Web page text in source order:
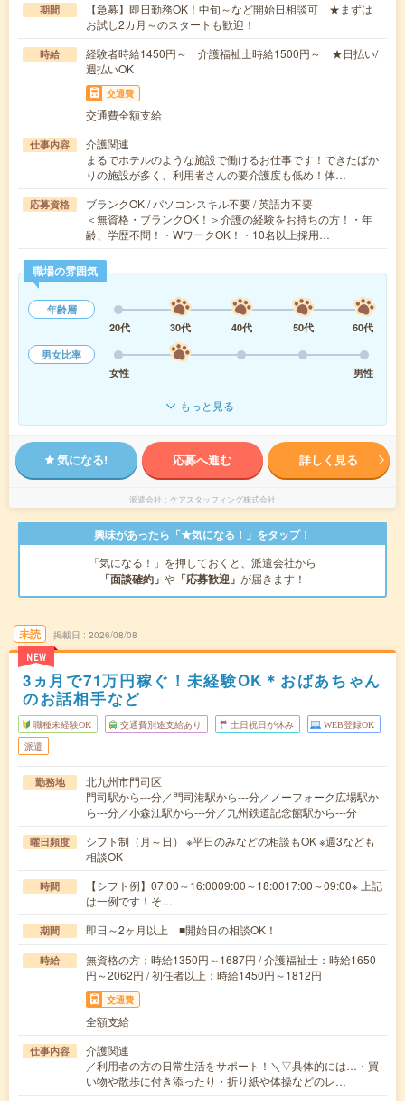
期間
【急募】即日勤務OK！中旬～など開始日相談可 ★まずは
お試し2カ月～のスタートも歓迎！
時給
経験者時給1450円～ 介護福祉士時給1500円～ ★日払い/
週払いOK
交通費
交通費全額支給
仕事内容
介護関連
まるでホテルのような施設で働けるお仕事です！できたばか
りの施設が多く、利用者さんの要介護度も低め！体…
応募資格
ブランクOK / パソコンスキル不要 / 英語力不要
＜無資格・ブランクOK！＞介護の経験をお持ちの方！・年
齢、学歴不問！・WワークOK！・10名以上採用…
職場の雰囲気
年齢層
20代
30代 40代 50代
60代
男女比率
女性
男性
もっと見る
気になる! 応募へ進む 詳しく見る
派遣会社 ケアスタッフィング株式会社
興味があったら「★気になる！」をタップ！
「気になる！」を押しておくと、派遣会社から
「面談確約」 や 「応募歓迎」 が届きます！
未読
NEW
掲載日 2026/08/08
3ヵ月で71万円稼ぐ！未経験OK＊おばあちゃん
のお話相手など
職種未経験OK 交通費別途支給あり 土日祝日が休み WEB登録OK
派遣
勤務地
北九州市門司区
門司駅から---分／門司港駅から---分／ノーフォーク広場駅か
ら---分／小森江駅から---分／九州鉄道記念館駅から---分
曜日頻度
シフト制（月～日） ※平日のみなどの相談もOK ※週3なども
相談OK
時間
【シフト例】07:00～16:0009:00～18:0017:00～09:00※ 上記
は一例です！そ…
期間 即日～2ヶ月以上 ■開始日の相談OK！
時給
無資格の方：時給1350円～1687円 / 介護福祉士：時給1650
円～2062円 / 初任者以上：時給1450円～1812円
交通費
全額支給
仕事内容
介護関連
／利用者の方の日常生活をサポート！＼▽具体的には…・買
い物や散歩に付き添ったり・折り紙や体操などのレ…